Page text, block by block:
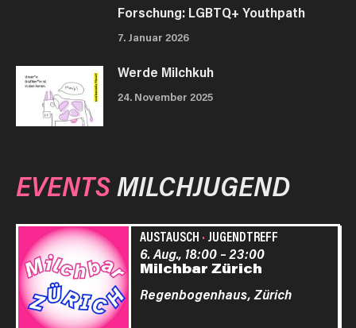
Forschung: LGBTQ+ Youthpath
7. Januar 2026
Werde Milchkuh
24. November 2025
EVENTSMILCHJUGEND
AUSTAUSCH · JUGENDTREFF
Milchbar Zürich
6. Aug., 18:00–23:00
Regenbogenhaus, Zürich